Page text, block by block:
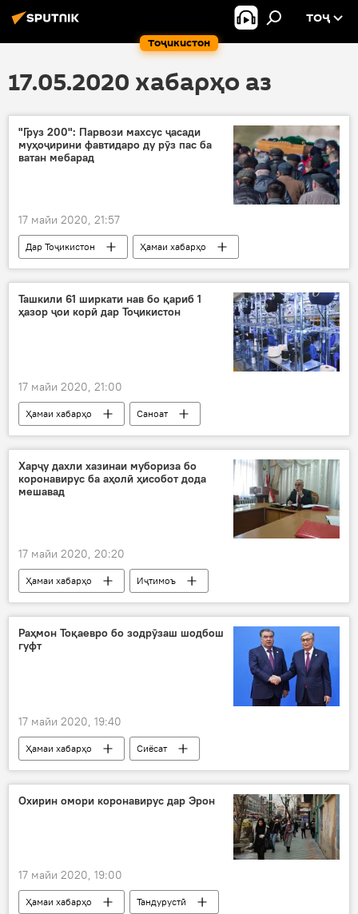
Тоҷикистон
ТОҶ
17.05.2020 хабарҳо аз
"Груз 200": Парвози махсус ҷасади
муҳоҷирини фавтидаро ду рӯз пас ба
ватан мебарад
17 майи 2020, 21:57
Дар Тоҷикистон
Ҳамаи хабарҳо
Рӯйдод, ҷиноят ва ҳолатҳои фавқулода
ҷасад
муҳоҷир даргузашт
Ташкили 61 ширкати нав бо қариб 1
ҳазор ҷои корӣ дар Тоҷикистон
17 майи 2020, 21:00
Ҳамаи хабарҳо Саноат
Харҷу дахли хазинаи мубориза бо
коронавирус ба аҳолӣ ҳисобот дода
мешавад
17 майи 2020, 20:20
Ҳамаи хабарҳо Иҷтимоъ
Раҳмон Тоқаевро бо зодрӯзаш шодбош
гуфт
17 майи 2020, 19:40
Ҳамаи хабарҳо Сиёсат
Охирин омори коронавирус дар Эрон
17 майи 2020, 19:00
Ҳамаи хабарҳо Тандурустӣ